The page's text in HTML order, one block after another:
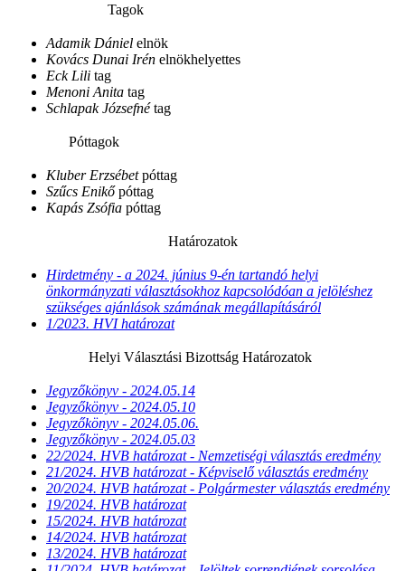
Tagok
Adamik Dániel elnök
Kovács Dunai Irén elnökhelyettes
Eck Lili tag
Menoni Anita tag
Schlapak Józsefnétag
Póttagok
Kluber Erzsébetpóttag
Szűcs Enikőpóttag
Kapás Zsófia póttag
Határozatok
Hirdetmény - a 2024. június 9-én tartandó helyi
önkormányzati választásokhoz kapcsolódóan a jelöléshez
szükséges ajánlások számának megállapításáról
1/2023. HVI határozat
Helyi Választási Bizottság Határozatok
Jegyzőkönyv - 2024.05.14
Jegyzőkönyv - 2024.05.10
Jegyzőkönyv - 2024.05.06.
Jegyzőkönyv - 2024.05.03
22/2024. HVB határozat - Nemzetiségi választás eredmény
21/2024. HVB határozat - Képviselő választás eredmény
20/2024. HVB határozat - Polgármester választás eredmény
19/2024. HVB határozat
15/2024. HVB határozat
14/2024. HVB határozat
13/2024. HVB határozat